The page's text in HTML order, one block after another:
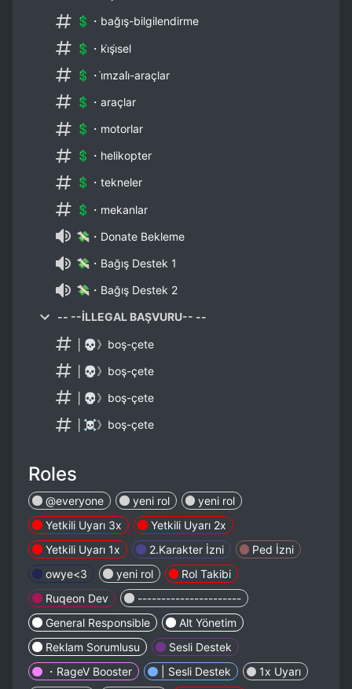
💲・bağış-bilgilendirme
💲・ki̇şi̇sel
💲・i̇mzali̇-araçlar
💲・araçlar
💲・motorlar
💲・helikopter
💲・tekneler
💲・mekanlar
💸・Donate Bekleme
💸・Bağış Destek 1
💸・Bağış Destek 2
-- --İLLEGAL BAŞVURU-- --
│💀》boş-çete
│💀》boş-çete
│💀》boş-çete
│☠》boş-çete
Roles
@everyone yeni rol
yeni rol
Yetkili Uyarı 3x
Yetkili Uyarı 2x
Yetkili Uyarı 1x
2.Karakter İzni
Ped İzni
owye<3
yeni rol
Rol Takibi
Ruqeon Dev
----------------------
General Responsible
Alt Yönetim
Reklam Sorumlusu
Sesli Destek
・RageV Booster
| Sesli Destek
1x Uyarı